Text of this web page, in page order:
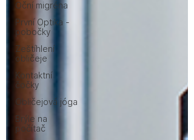
Oční migréna
První Optika -
pobočky
Zeštíhlení
obličeje
Kontaktní
čočky
Obličejová jóga
Brýle na
počítač